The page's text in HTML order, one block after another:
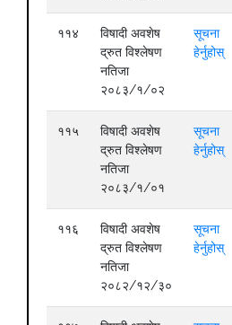
११४
विषादी अवशेष
द्रुत विश्लेषण
नतिजा
२०८३/१/०२
सूचना
हेर्नुहोस्
११५
विषादी अवशेष
द्रुत विश्लेषण
नतिजा
२०८३/१/०१
सूचना
हेर्नुहोस्
११६
विषादी अवशेष
द्रुत विश्लेषण
नतिजा
२०८२/१२/३०
सूचना
हेर्नुहोस्